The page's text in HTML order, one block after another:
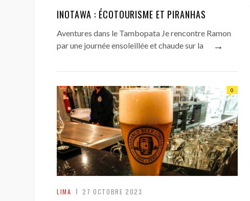
INOTAWA : ÉCOTOURISME ET PIRANHAS
Aventures dans le Tambopata Je rencontre Ramon
par une journée ensoleillée et chaude sur la
→
LIMA 27 OCTOBRE 2023
0